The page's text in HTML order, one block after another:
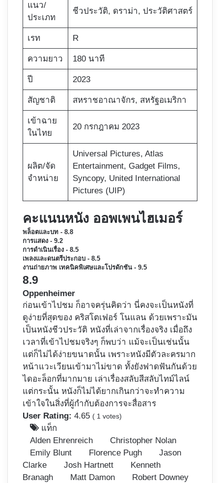
แนว/
ประเภท
ชีวประวัติ, ดราม่า, ประวัติศาสตร์
เรท R
ความยาว 180 นาที
ปี 2023
สัญชาติ สหราชอาณาจักร, สหรัฐอเมริกา
เข้าฉาย
ในไทย
20 กรกฎาคม 2023
ผลิต/จัด
จำหน่าย
Universal Pictures, Atlas
Entertainment,​ Gadget Films,
Syncopy, United International
Pictures (UIP)
คะแนนหนัง ออพเพนไฮเมอร์
พล็อตและบท - 8.8
การแสดง - 9.2
การดำเนินเรื่อง - 8.5
เพลงและดนตรีประกอบ - 8.5
งานถ่ายภาพ เทคนิคพิเศษและโปรดักชัน - 9.5
8.9
Oppenheimer
ก่อนเข้าไปชม ก็อาจครุ่นคิดว่า นี่คงจะเป็นหนังที่
ดูง่ายที่สุดของ คริสโตเฟอร์ โนแลน ด้วยเพราะมัน
เป็นหนังชีวประวัติ หนังที่เล่าจากเรื่องจริง เมื่อถึง
เวลาที่เข้าไปชมจริงๆ ก็พบว่า แม้จะเป็นเช่นนั้น
แต่ก็ไม่ได้ง่ายขนาดนั้น เพราะหนังมีตัวละครมาก
หน้าแวะเวียนเข้ามาไม่ขาด ทั้งยังฟาดฟันกันด้วย
ไดอะล็อกที่มากมาย เล่าเรื่องสลับสีสลับไทม์ไลน์
แต่กระนั้น หนังก็ไม่ได้ยากเกินกว่าจะทำความ
เข้าใจในสิ่งที่ผู้กำกับต้องการจะสื่อสาร
User Rating: 4.65 ( 1 votes)
แท็ก
Alden Ehrenreich
Christopher Nolan
Emily Blunt
Florence Pugh
Jason
Clarke
Josh Hartnett
Kenneth
Branagh
Matt Damon
Robert Downey